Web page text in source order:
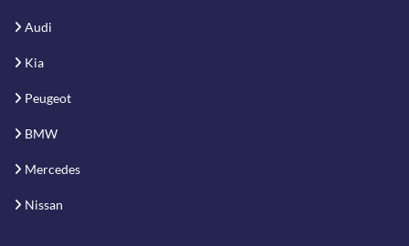
Audi
Kia
Peugeot
BMW
Mercedes
Nissan